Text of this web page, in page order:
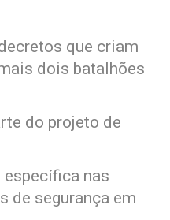
que criam
dois batalhões
do projeto de
específica nas
de segurança em